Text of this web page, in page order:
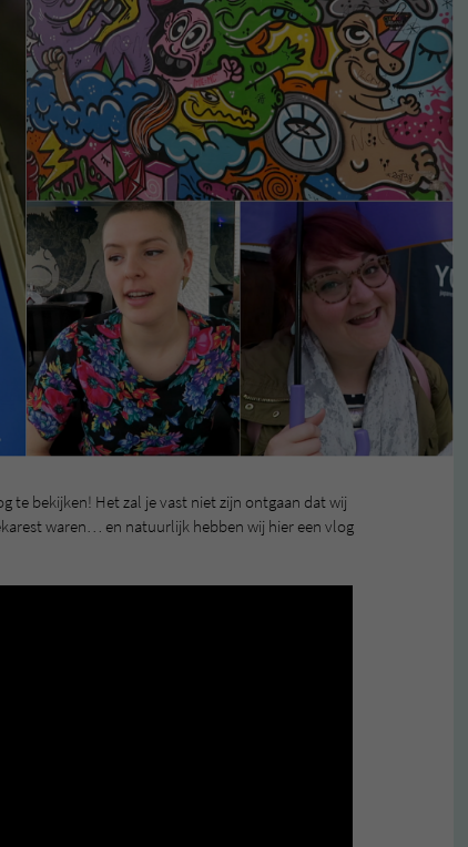
te bekijken! Het zal je vast niet zijn ontgaan dat wij
waren… en natuurlijk hebben wij hier een vlog